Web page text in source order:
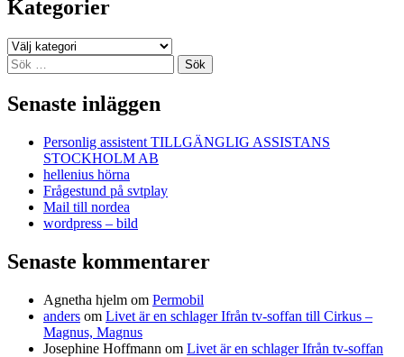
Kategorier
Kategorier
Sök
efter:
Senaste inläggen
Personlig assistent TILLGÄNGLIG ASSISTANS
STOCKHOLM AB
hellenius hörna
Frågestund på svtplay
Mail till nordea
wordpress – bild
Senaste kommentarer
Agnetha hjelm om Permobil
anders om Livet är en schlager Ifrån tv-soffan till Cirkus –
Magnus, Magnus
Josephine Hoffmann om Livet är en schlager Ifrån tv-soffan